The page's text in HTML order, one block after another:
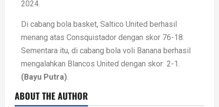
2024.
Di cabang bola basket, Saltico United berhasil
menang atas Consquistador dengan skor 76-18.
Sementara itu, di cabang bola voli Banana berhasil
mengalahkan Blancos United dengan skor 2-1.
(Bayu Putra)
ABOUT THE AUTHOR